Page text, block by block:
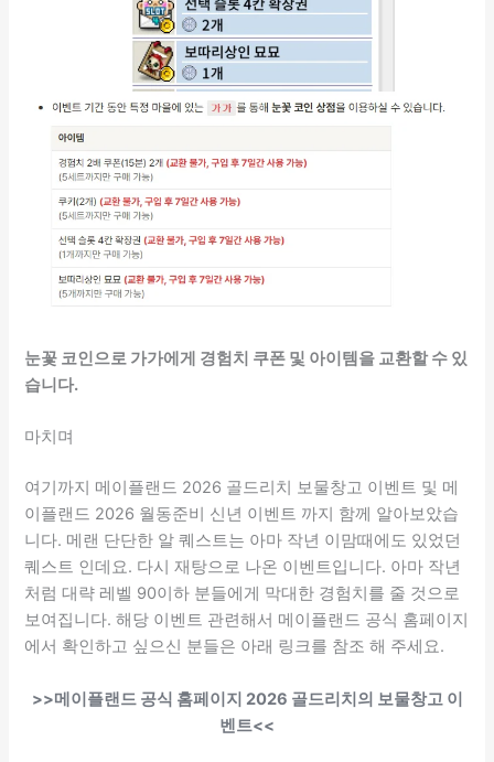
눈꽃 코인으로 가가에게 경험치 쿠폰 및 아이템을 교환할 수 있
습니다.
마치며
여기까지 메이플랜드 2026 골드리치 보물창고 이벤트 및 메
이플랜드 2026 월동준비 신년 이벤트 까지 함께 알아보았습
니다. 메랜 단단한 알 퀘스트는 아마 작년 이맘때에도 있었던
퀘스트 인데요. 다시 재탕으로 나온 이벤트입니다. 아마 작년
처럼 대략 레벨 90이하 분들에게 막대한 경험치를 줄 것으로
보여집니다. 해당 이벤트 관련해서 메이플랜드 공식 홈페이지
에서 확인하고 싶으신 분들은 아래 링크를 참조 해 주세요.
>>메이플랜드 공식 홈페이지 2026 골드리치의 보물창고 이
벤트<<